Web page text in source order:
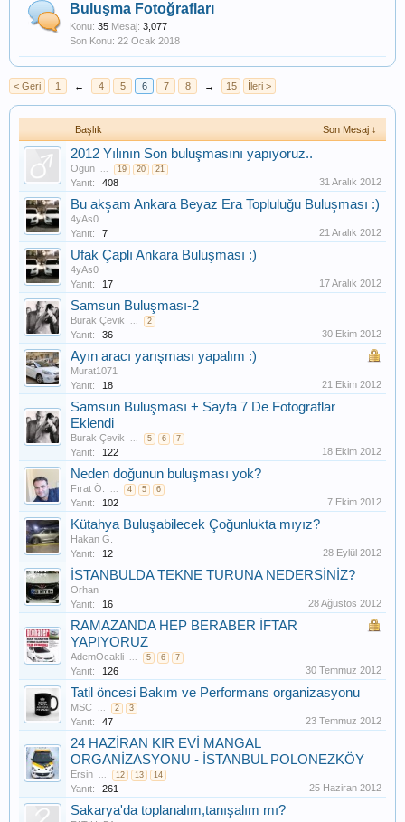
Buluşma Fotoğrafları
Konu: 35 Mesaj: 3,077
22 Ocak 2018
< Geri 1 ← 4 5 6 7 8 → 15 İleri >
Başlık Son Mesaj ↓
2012 Yılının Son buluşmasını yapıyoruz..
Ogun ... 19 20 21
Yanıt: 408 31 Aralık 2012
Bu akşam Ankara Beyaz Era Topluluğu Buluşması :)
4yAs0
Yanıt:
7 21 Aralık 2012
Ufak Çaplı Ankara Buluşması :)
4yAs0
Yanıt:
17 17 Aralık 2012
Samsun Buluşması-2
Burak Çevik ... 2
Yanıt: 36 30 Ekim 2012
Ayın aracı yarışması yapalım :)
Murat1071
Yanıt:
18 21 Ekim 2012
Samsun Buluşması + Sayfa 7 De Fotograflar
Eklendi
Burak Çevik ... 5 6 7
Yanıt: 122 18 Ekim 2012
Neden doğunun buluşması yok?
Fırat Ö. ... 4 5 6
Yanıt: 102 7 Ekim 2012
Kütahya Buluşabilecek Çoğunlukta mıyız?
Hakan G.
Yanıt:
12 28 Eylül 2012
İSTANBULDA TEKNE TURUNA NEDERSİNİZ?
Orhan
Yanıt:
16 28 Ağustos 2012
RAMAZANDA HEP BERABER İFTAR
YAPIYORUZ
AdemOcakli ... 5 6 7
Yanıt: 126 30 Temmuz 2012
Tatil öncesi Bakım ve Performans organizasyonu
MSC ... 2 3
Yanıt: 47 23 Temmuz 2012
24 HAZİRAN KIR EVİ MANGAL
ORGANİZASYONU - İSTANBUL POLONEZKÖY
Ersin ... 12 13 14
Yanıt: 261 25 Haziran 2012
Sakarya'da toplanalım,tanışalım mı?